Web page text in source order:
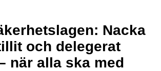
Nacka
och delegerat
när alla ska med